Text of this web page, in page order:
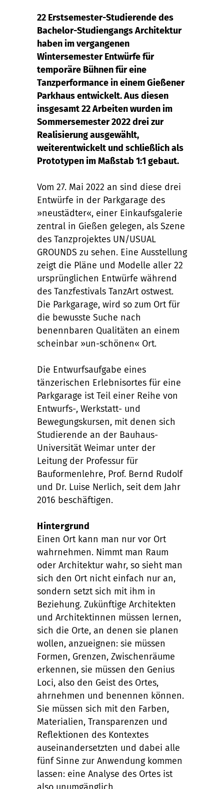
22 Erstsemester-Studierende des
Bachelor-Studiengangs Architektur
haben im vergangenen
Wintersemester Entwürfe für
temporäre Bühnen für eine
Tanzperformance in einem Gießener
Parkhaus entwickelt. Aus diesen
insgesamt 22 Arbeiten wurden im
Sommersemester 2022 drei zur
Realisierung ausgewählt,
weiterentwickelt und schließlich als
Prototypen im Maßstab 1:1 gebaut.
Vom 27. Mai 2022 an sind diese drei
Entwürfe in der Parkgarage des
»neustädter«, einer Einkaufsgalerie
zentral in Gießen gelegen, als Szene
des Tanzprojektes UN/USUAL
GROUNDS zu sehen. Eine Ausstellung
zeigt die Pläne und Modelle aller 22
ursprünglichen Entwürfe während
des Tanzfestivals TanzArt ostwest.
Die Parkgarage, wird so zum Ort für
die bewusste Suche nach
benennbaren Qualitäten an einem
scheinbar »un-schönen« Ort.
Die Entwurfsaufgabe eines
tänzerischen Erlebnisortes für eine
Parkgarage ist Teil einer Reihe von
Entwurfs-, Werkstatt- und
Bewegungskursen, mit denen sich
Studierende an der Bauhaus-
Universität Weimar unter der
Leitung der Professur für
Bauformenlehre, Prof. Bernd Rudolf
und Dr. Luise Nerlich, seit dem Jahr
2016 beschäftigen.
Hintergrund
Einen Ort kann man nur vor Ort
wahrnehmen. Nimmt man Raum
oder Architektur wahr, so sieht man
sich den Ort nicht einfach nur an,
sondern setzt sich mit ihm in
Beziehung. Zukünftige Architekten
und Architektinnen müssen lernen,
sich die Orte, an denen sie planen
wollen, anzueignen: sie müssen
Formen, Grenzen, Zwischenräume
erkennen, sie müssen den Genius
Loci, also den Geist des Ortes,
ahrnehmen und benennen können.
Sie müssen sich mit den Farben,
Materialien, Transparenzen und
Reflektionen des Kontextes
auseinandersetzten und dabei alle
fünf Sinne zur Anwendung kommen
lassen: eine Analyse des Ortes ist